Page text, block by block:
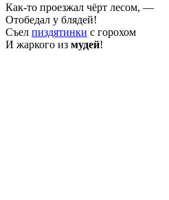
Как-то проезжал чёрт лесом, —
Отобедал у блядей!
Съел пиздятинки с горохом
И жаркого из мудей!